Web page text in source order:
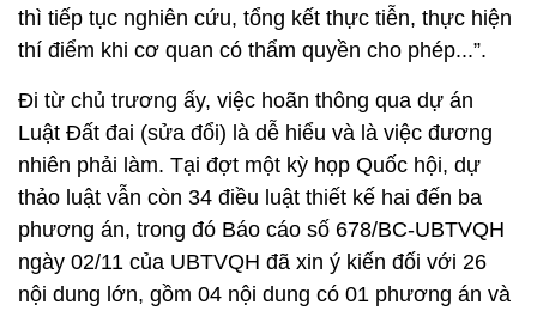
thì tiếp tục nghiên cứu, tổng kết thực tiễn, thực hiện
thí điểm khi cơ quan có thẩm quyền cho phép...”.
Đi từ chủ trương ấy, việc hoãn thông qua dự án
Luật Đất đai (sửa đổi) là dễ hiểu và là việc đương
nhiên phải làm. Tại đợt một kỳ họp Quốc hội, dự
thảo luật vẫn còn 34 điều luật thiết kế hai đến ba
phương án, trong đó Báo cáo số 678/BC-UBTVQH
ngày 02/11 của UBTVQH đã xin ý kiến đối với 26
nội dung lớn, gồm 04 nội dung có 01 phương án và